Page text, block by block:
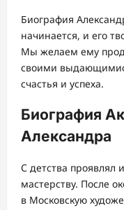
Биография
начинается, и его
Мы желаем ему
своими
счастья и успеха.
Биография
Александра
С детства проявлял
мастерству. После
в Московскую